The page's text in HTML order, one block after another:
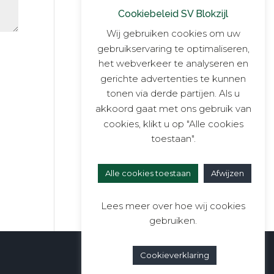
Cookiebeleid SV Blokzijl
Wij gebruiken cookies om uw
gebruikservaring te optimaliseren,
het webverkeer te analyseren en
gerichte advertenties te kunnen
tonen via derde partijen. Als u
akkoord gaat met ons gebruik van
cookies, klikt u op "Alle cookies
toestaan".
Alle cookies toestaan Afwijzen
Lees meer over hoe wij cookies
gebruiken.
Cookieverklaring